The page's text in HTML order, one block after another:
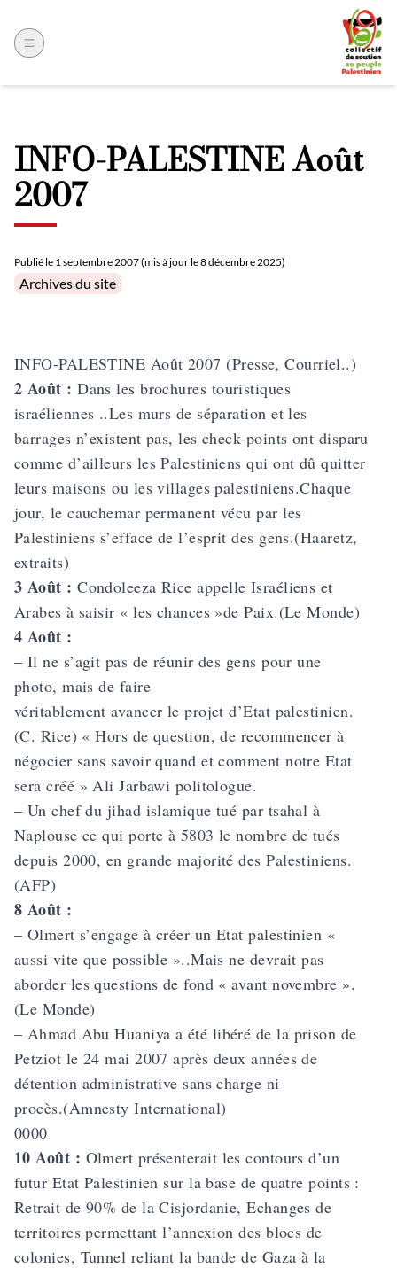
INFO-PALESTINE Août
2007
Publié le 1 septembre 2007 (mis à jour le 8 décembre 2025)
Posted in
Archives du site
INFO-PALESTINE Août 2007 (Presse, Courriel..)
2 Août : Dans les brochures touristiques
israéliennes ..Les murs de séparation et les
barrages n’existent pas, les check-points ont disparu
comme d’ailleurs les Palestiniens qui ont dû quitter
leurs maisons ou les villages palestiniens.Chaque
jour, le cauchemar permanent vécu par les
Palestiniens s’efface de l’esprit des gens.(Haaretz,
extraits)
3 Août : Condoleeza Rice appelle Israéliens et
Arabes à saisir « les chances »de Paix.(Le Monde)
4 Août :
– Il ne s’agit pas de réunir des gens pour une
photo, mais de faire
véritablement avancer le projet d’Etat palestinien.
(C. Rice) « Hors de question, de recommencer à
négocier sans savoir quand et comment notre Etat
sera créé » Ali Jarbawi politologue.
– Un chef du jihad islamique tué par tsahal à
Naplouse ce qui porte à 5803 le nombre de tués
depuis 2000, en grande majorité des Palestiniens.
(AFP)
8 Août :
– Olmert s’engage à créer un Etat palestinien «
aussi vite que possible »..Mais ne devrait pas
aborder les questions de fond « avant novembre ».
(Le Monde)
– Ahmad Abu Huaniya a été libéré de la prison de
Petziot le 24 mai 2007 après deux années de
détention administrative sans charge ni
procès.(Amnesty International)
0000
10 Août : Olmert présenterait les contours d’un
futur Etat Palestinien sur la base de quatre points :
Retrait de 90% de la Cisjordanie, Echanges de
territoires permettant l’annexion des blocs de
colonies, Tunnel reliant la bande de Gaza à la